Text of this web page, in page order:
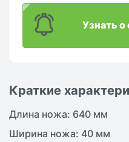
Краткие
Длина ножа: 640 мм
Ширина ножа: 40 мм
Узнать